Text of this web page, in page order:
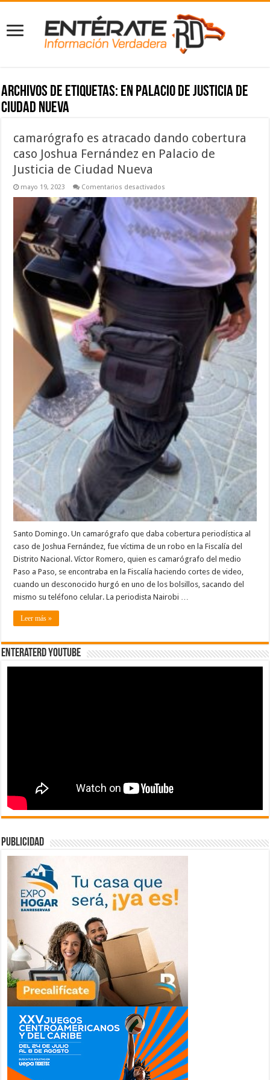
Archivos de etiquetas: en Palacio de Justicia de
Ciudad Nueva
camarógrafo es atracado dando cobertura
caso Joshua Fernández en Palacio de
Justicia de Ciudad Nueva
mayo 19, 2023 Comentarios desactivados
es
atracado
dando
cobertura
caso
Joshua
Fernández
Justicia
de
Santo Domingo. Un camarógrafo que daba cobertura periodística al
caso de Joshua Fernández, fue víctima de un robo en la Fiscalía del
Distrito Nacional. Víctor Romero, quien es camarógrafo del medio
Paso a Paso, se encontraba en la Fiscalía haciendo cortes de video,
cuando un desconocido hurgó en uno de los bolsillos, sacando del
mismo su teléfono celular. La periodista Nairobi …
Leer más »
EnterateRD YOUTUBE
publicidad